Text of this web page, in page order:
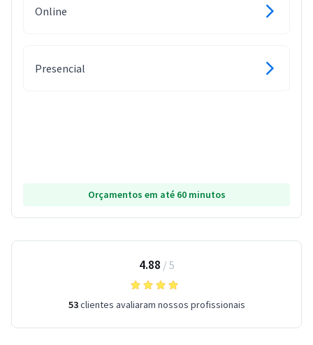
Online
Presencial
Orçamentos em até 60 minutos
4.88 / 5
53clientes avaliaram nossos profissionais